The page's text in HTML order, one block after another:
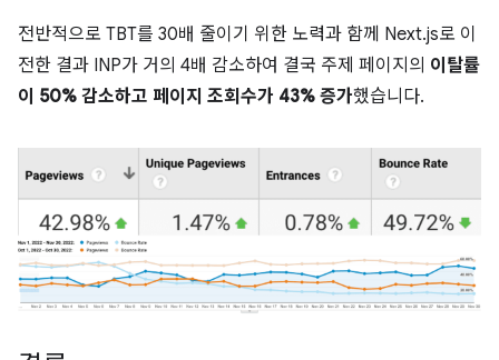
전반적으로 TBT를 30배 줄이기 위한 노력과 함께 Next.js로 이
전한 결과 INP가 거의 4배 감소하여 결국 주제 페이지의 이탈률
이 50% 감소하고 페이지 조회수가 43% 증가했습니다.